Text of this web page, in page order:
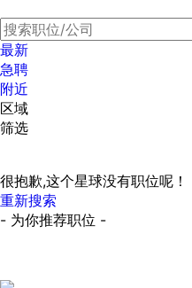
最新
急聘
附近
区域
筛选
很抱歉,这个星球没有职位呢！
重新搜索
- 为你推荐职位 -